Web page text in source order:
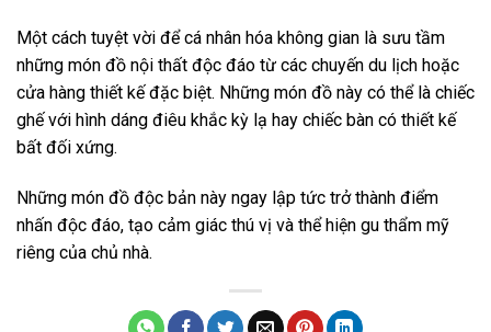
Một cách tuyệt vời để cá nhân hóa không gian là sưu tầm
những món đồ nội thất độc đáo từ các chuyến du lịch hoặc
cửa hàng thiết kế đặc biệt. Những món đồ này có thể là chiếc
ghế với hình dáng điêu khắc kỳ lạ hay chiếc bàn có thiết kế
bất đối xứng.
Những món đồ độc bản này ngay lập tức trở thành điểm
nhấn độc đáo, tạo cảm giác thú vị và thể hiện gu thẩm mỹ
riêng của chủ nhà.